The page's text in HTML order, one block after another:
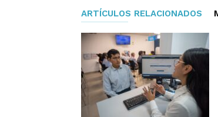
ARTÍCULOS RELACIONADOS